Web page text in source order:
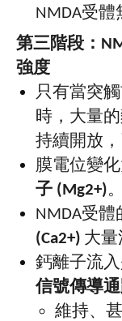
NMDA受體
第三階段：
強度
只有當突
時，大量
持續開放
膜電位變
子 (Mg2+)。
NMDA受體
(Ca2+) 大量
鈣離子流
信號傳導
維持、